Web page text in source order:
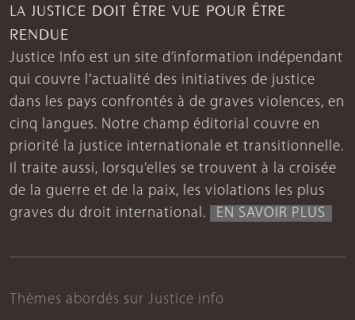
LA JUSTICE DOIT ÊTRE VUE POUR ÊTRE
RENDUE
Justice Info est un site d’information indépendant
qui couvre l’actualité des initiatives de justice
dans les pays confrontés à de graves violences, en
cinq langues. Notre champ éditorial couvre en
priorité la justice internationale et transitionnelle.
Il traite aussi, lorsqu’elles se trouvent à la croisée
de la guerre et de la paix, les violations les plus
graves du droit international.
EN SAVOIR PLUS
Thèmes abordés sur Justice info